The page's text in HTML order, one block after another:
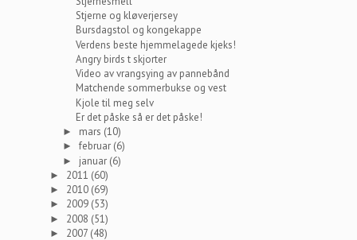
Stjerne og kløverjersey
Bursdagstol og kongekappe
Verdens beste hjemmelagede kjeks!
Angry birds t skjorter
Video av vrangsying av pannebånd
Matchende sommerbukse og vest
Kjole til meg selv
Er det påske så er det påske!
► mars (10)
►februar (6)
► januar (6)
► 2011 (60)
► 2010 (69)
► 2009 (53)
► 2008 (51)
► 2007 (48)